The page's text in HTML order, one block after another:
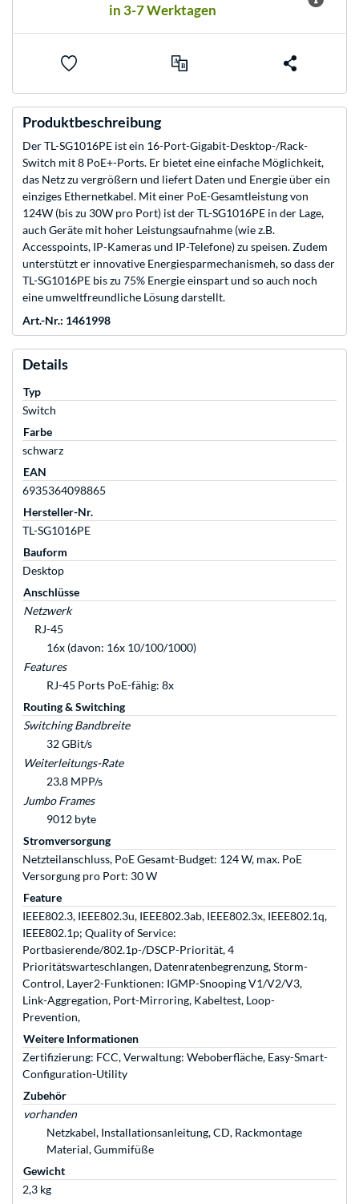
in 3-7 Werktagen
Produktbeschreibung
Der TL-SG1016PE ist ein 16-Port-Gigabit-Desktop-/Rack-
Switch mit 8 PoE+-Ports. Er bietet eine einfache Möglichkeit,
das Netz zu vergrößern und liefert Daten und Energie über ein
einziges Ethernetkabel. Mit einer PoE-Gesamtleistung von
124W (bis zu 30W pro Port) ist der TL-SG1016PE in der Lage,
auch Geräte mit hoher Leistungsaufnahme (wie z.B.
Accesspoints, IP-Kameras und IP-Telefone) zu speisen. Zudem
unterstützt er innovative Energiesparmechanismeh, so dass der
TL-SG1016PE bis zu 75% Energie einspart und so auch noch
eine umweltfreundliche Lösung darstellt.
Art.-Nr.: 1461998
Details
Typ
Switch
Farbe
schwarz
EAN
6935364098865
Hersteller-Nr.
TL-SG1016PE
Bauform
Desktop
Anschlüsse
Netzwerk
RJ-45
16x (davon: 16x 10/100/1000)
Features
RJ-45 Ports PoE-fähig: 8x
Routing & Switching
Switching Bandbreite
32 GBit/s
Weiterleitungs-Rate
23.8 MPP/s
Jumbo Frames
9012 byte
Stromversorgung
Netzteilanschluss, PoE Gesamt-Budget: 124 W, max. PoE
Versorgung pro Port: 30 W
Feature
IEEE802.3, IEEE802.3u, IEEE802.3ab, IEEE802.3x, IEEE802.1q,
IEEE802.1p; Quality of Service:
Portbasierende/802.1p-/DSCP-Priorität, 4
Prioritätswarteschlangen, Datenratenbegrenzung, Storm-
Control, Layer2-Funktionen: IGMP-Snooping V1/V2/V3,
Link-Aggregation, Port-Mirroring, Kabeltest, Loop-
Prevention,
Weitere Informationen
Zertifizierung: FCC, Verwaltung: Weboberfläche, Easy-Smart-
Configuration-Utility
Zubehör
vorhanden
Netzkabel, Installationsanleitung, CD, Rackmontage
Material, Gummifüße
Gewicht
2,3 kg